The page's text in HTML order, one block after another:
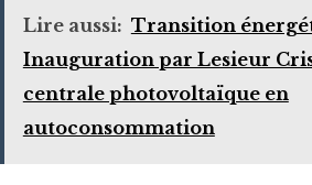
Lire aussi: Transition
Inauguration par Lesieur
centrale photovoltaïque en
autoconsommation